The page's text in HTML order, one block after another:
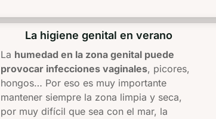
La higiene genital en verano
La humedad en la zona genital puede
provocar infecciones vaginales, picores,
hongos… Por eso es muy importante
mantener siempre la zona limpia y seca,
por muy difícil que sea con el mar, la